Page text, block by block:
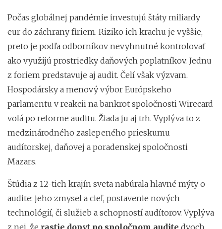
Počas globálnej pandémie investujú štáty miliardy
eur do záchrany firiem. Riziko ich krachu je vyššie,
preto je podľa odborníkov nevyhnutné kontrolovať
ako využijú prostriedky daňových poplatníkov. Jednu
z foriem predstavuje aj audit. Čelí však výzvam.
Hospodársky a menový výbor Európskeho
parlamentu v reakcii na bankrot spoločnosti Wirecard
volá po reforme auditu. Žiada ju aj trh. Vyplýva to z
medzinárodného zaslepeného prieskumu
audítorskej, daňovej a poradenskej spoločnosti
Mazars.
Štúdia z 12-tich krajín sveta nabúrala hlavné mýty o
audite: jeho zmysel a cieľ, postavenie nových
technológií, či služieb a schopností audítorov. Vyplýva
z nej, že rastie dopyt po spoločnom audite dvoch